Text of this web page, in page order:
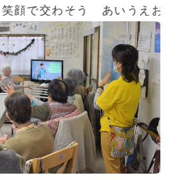
顔で交わそう あいうえお